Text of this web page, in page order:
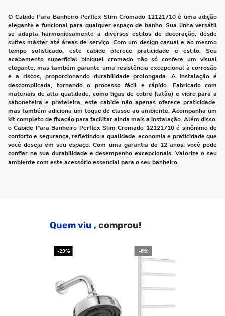
O Cabide Para Banheiro Perflex Slim Cromado 12121710 é uma adição
elegante e funcional para qualquer espaço de banho. Sua linha versátil
se adapta harmoniosamente a diversos estilos de decoração, desde
suítes máster até áreas de serviço. Com um design casual e ao mesmo
tempo sofisticado, este cabide oferece praticidade e estilo. Seu
acabamento superficial biníquel cromado não só confere um visual
elegante, mas também garante uma resistência excepcional à corrosão
e a riscos, proporcionando durabilidade prolongada. A instalação é
descomplicada, tornando o processo fácil e rápido. Fabricado com
materiais de alta qualidade, como ligas de cobre (latão) e vidro para a
saboneteira e prateleira, este cabide não apenas oferece praticidade,
mas também adiciona um toque de classe ao ambiente. Acompanha um
kit completo de fixação para facilitar ainda mais a instalação. Além disso,
o Cabide Para Banheiro Perflex Slim Cromado 12121710 é sinônimo de
conforto e segurança, refletindo a qualidade, economia e praticidade que
você deseja em seu espaço. Com uma garantia de 12 anos, você pode
confiar na sua durabilidade e desempenho excepcionais. Valorize o seu
ambiente com este acessório essencial para o seu banheiro.
Quem viu ,comprou!
-29% -6%